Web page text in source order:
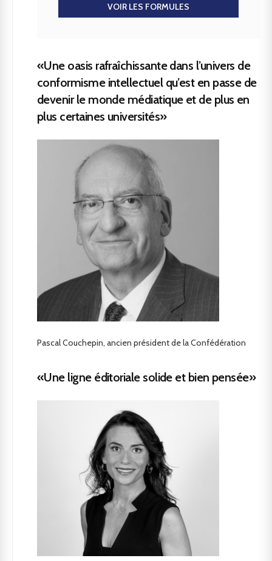
VOIR LES FORMULES
«Une oasis rafraîchissante dans l’univers de
conformisme intellectuel qu’est en passe de
devenir le monde médiatique et de plus en
plus certaines universités»
Pascal Couchepin, ancien président de la Confédération
«Une ligne éditoriale solide et bien pensée»